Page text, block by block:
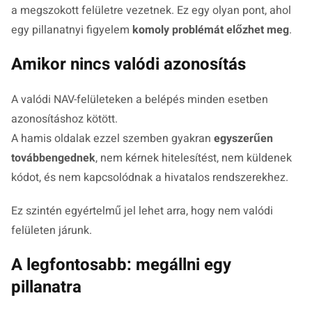
a megszokott felületre vezetnek. Ez egy olyan pont, ahol
egy pillanatnyi figyelem komoly problémát előzhet meg.
Amikor nincs valódi azonosítás
A valódi NAV-felületeken a belépés minden esetben
azonosításhoz kötött.
A hamis oldalak ezzel szemben gyakran egyszerűen
továbbengednek, nem kérnek hitelesítést, nem küldenek
kódot, és nem kapcsolódnak a hivatalos rendszerekhez.
Ez szintén egyértelmű jel lehet arra, hogy nem valódi
felületen járunk.
A legfontosabb: megállni egy
pillanatra